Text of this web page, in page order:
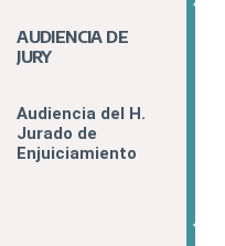
AUDIENCIA DE
JURY
Audiencia del H.
Jurado de
Enjuiciamiento